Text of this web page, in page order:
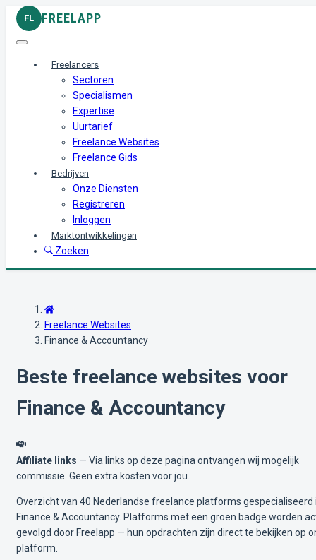
FL FREELAPP
Freelancers
Sectoren
Specialismen
Expertise
Uurtarief
Freelance Websites
Freelance Gids
Bedrijven
Onze Diensten
Registreren
Inloggen
Marktontwikkelingen
Zoeken
Freelance Websites
Finance & Accountancy
Beste freelance websites voor
Finance & Accountancy
Affiliate links — Via links op deze pagina ontvangen wij mogelijk
commissie. Geen extra kosten voor jou.
Overzicht van 40 Nederlandse freelance platforms gespecialiseerd
Finance & Accountancy. Platforms met een groen badge worden
gevolgd door Freelapp — hun opdrachten zijn direct te bekijken op
platform.